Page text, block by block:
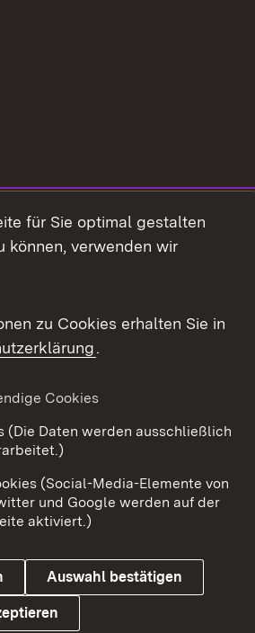
Barrierefreiheit
Cookies
für Sie optimal gestalten
können, verwenden wir
zu Cookies erhalten Sie in
.
Cookies
(Die Daten werden ausschließlich
(Social-Media-Elemente von
und Google werden auf der
aktiviert.)
Auswahl bestätigen